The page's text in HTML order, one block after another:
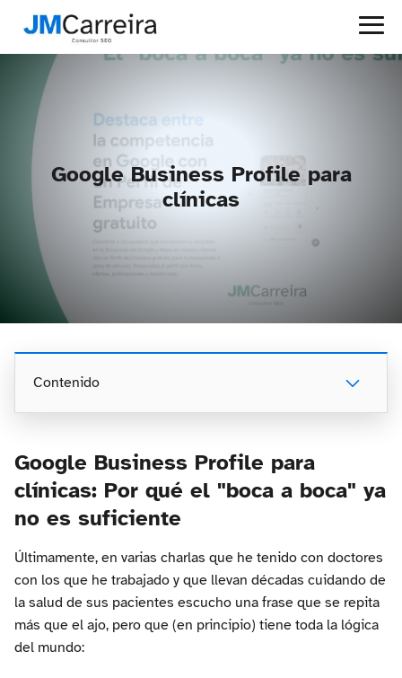
Google Business Profile para
clínicas
Contenido
Google Business Profile para
clínicas: Por qué el "boca a boca" ya
no es suficiente
Últimamente, en varias charlas que he tenido con doctores
con los que he trabajado y que llevan décadas cuidando de
la salud de sus pacientes escucho una frase que se repita
más que el ajo, pero que (en principio) tiene toda la lógica
del mundo: